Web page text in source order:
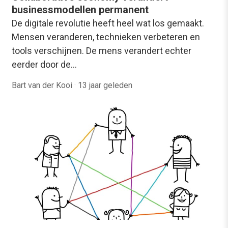
businessmodellen permanent
De digitale revolutie heeft heel wat los gemaakt.
Mensen veranderen, technieken verbeteren en
tools verschijnen. De mens verandert echter
eerder door de…
Bart van der Kooi · 13 jaar geleden